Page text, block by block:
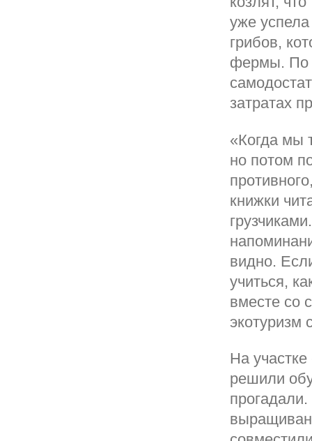
уже
грибов,
фермы. По
затратах
«Когда мы
но потом
книжки
видно.
учиться,
вместе со
На
решили